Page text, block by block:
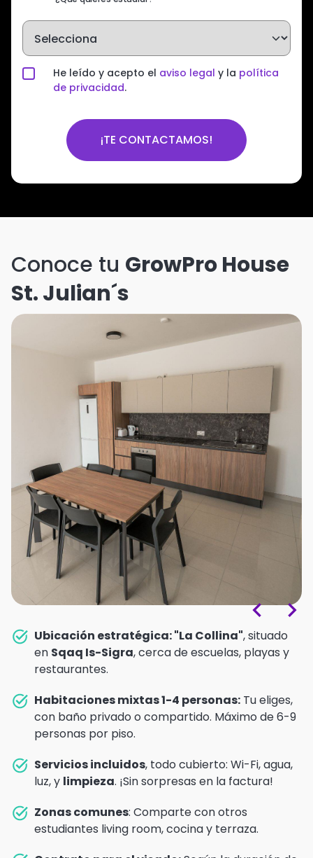
He leído y acepto el aviso legal y la política
de privacidad.
Conoce tu GrowPro House
St. Julian´s
Ubicación estratégica:"La Collina", situado
en Sqaq Is-Sigra, cerca de escuelas, playas y
restaurantes.
Habitaciones mixtas 1-4 personas: Tu eliges,
con baño privado o compartido. Máximo de 6-9
personas por piso.
Servicios incluidos, todo cubierto: Wi-Fi, agua,
luz, y limpieza. ¡Sin sorpresas en la factura!
Zonas comunes: Comparte con otros
estudiantes living room, cocina y terraza.